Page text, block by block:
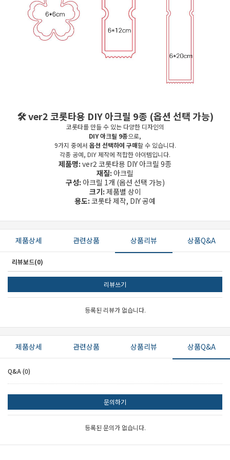
🛠️ ver2 코롯타용 DIY 아크릴 9종 (옵션 선택 가능)
코롯타를 만들 수 있는 다양한 디자인의
DIY 아크릴 9종으로,
9가지 중에서 옵션 선택하여 구매할 수 있습니다.
각종 공예, DIY 제작에 적합한 아이템입니다.
제품명: ver2 코롯타용 DIY 아크릴 9종
재질: 아크릴
구성: 아크릴 1개 (옵션 선택 가능)
크기: 제품별 상이
용도: 코롯타 제작, DIY 공예
제품상세 관련상품 상품리뷰 상품Q&A
리뷰보드(0)
리뷰쓰기
등록된 리뷰가 없습니다.
제품상세 관련상품 상품리뷰 상품Q&A
Q&A (0)
문의하기
등록된 문의가 없습니다.